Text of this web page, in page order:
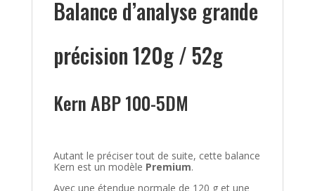
Balance d’analyse grande
précision 120g / 52g
Kern ABP 100-5DM
Autant le préciser tout de suite, cette balance
Kern est un modèle Premium.
Avec une étendue normale de 120 g et une